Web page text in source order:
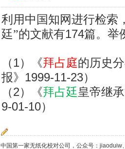
利用中国知网进行检索
廷”的文献有174篇。举
（1） 《拜占庭的历史
报》 1999-11-23）
（2） 《拜占廷皇帝继
9-01-10）
中国第一家无纸化校对公司，公众号：